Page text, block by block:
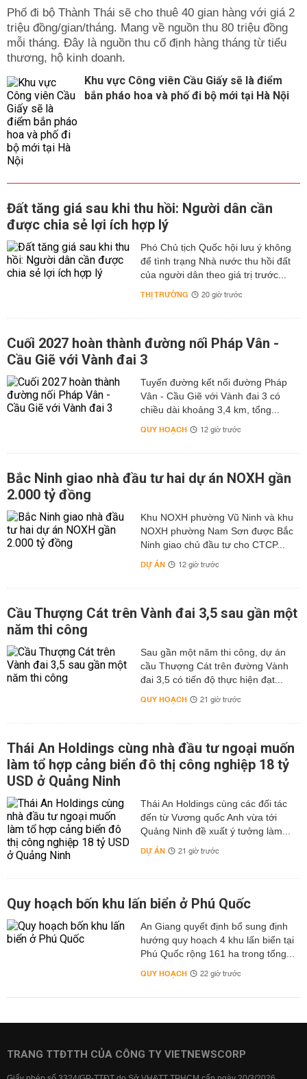
Phố đi bộ Thành Thái sẽ cho thuê 40 gian hàng với giá 2
triệu đồng/gian/tháng. Mang về nguồn thu 80 triệu đồng
mỗi tháng. Đây là nguồn thu cố định hàng tháng từ tiểu
thương, hộ kinh doanh.
Khu vực Công viên Cầu Giấy sẽ là điểm
bắn pháo hoa và phố đi bộ mới tại Hà Nội
Đất tăng giá sau khi thu hồi: Người dân cần
được chia sẻ lợi ích hợp lý
Phó Chủ tịch Quốc hội lưu ý không
để tình trạng Nhà nước thu hồi đất
của người dân theo giá trị trước...
THỊ TRƯỜNG 20 giờ trước
Cuối 2027 hoàn thành đường nối Pháp Vân -
Cầu Giẽ với Vành đai 3
Tuyến đường kết nối đường Pháp
Vân - Cầu Giẽ với Vành đai 3 có
chiều dài khoảng 3,4 km, tổng...
QUY HOẠCH 12 giờ trước
Bắc Ninh giao nhà đầu tư hai dự án NOXH gần
2.000 tỷ đồng
Khu NOXH phường Vũ Ninh và khu
NOXH phường Nam Sơn được Bắc
Ninh giao chủ đầu tư cho CTCP...
DỰ ÁN 12 giờ trước
Cầu Thượng Cát trên Vành đai 3,5 sau gần một
năm thi công
Sau gần một năm thi công, dự án
cầu Thượng Cát trên đường Vành
đai 3,5 có tiến độ thực hiện đạt...
QUY HOẠCH 21 giờ trước
Thái An Holdings cùng nhà đầu tư ngoại muốn
làm tổ hợp cảng biển đô thị công nghiệp 18 tỷ
USD ở Quảng Ninh
Thái An Holdings cùng các đối tác
đến từ Vương quốc Anh vừa tới
Quảng Ninh đề xuất ý tưởng làm...
DỰ ÁN 21 giờ trước
Quy hoạch bốn khu lấn biển ở Phú Quốc
An Giang quyết định bổ sung định
hướng quy hoạch 4 khu lấn biển tại
Phú Quốc rộng 161 ha trong tổng...
QUY HOẠCH 22 giờ trước
TRANG TTĐTTH CỦA CÔNG TY VIETNEWSCORP